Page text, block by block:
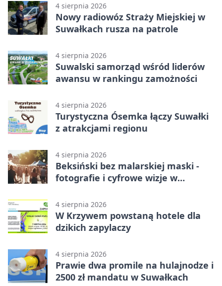
4 sierpnia 2026
Nowy radiowóz Straży Miejskiej w
Suwałkach rusza na patrole
4 sierpnia 2026
Suwalski samorząd wśród liderów
awansu w rankingu zamożności
4 sierpnia 2026
Turystyczna Ósemka łączy Suwałki
z atrakcjami regionu
4 sierpnia 2026
Beksiński bez malarskiej maski -
fotografie i cyfrowe wizje w
4 sierpnia 2026
W Krzywem powstaną hotele dla
dzikich zapylaczy
4 sierpnia 2026
Prawie dwa promile na hulajnodze i
2500 zł mandatu w Suwałkach